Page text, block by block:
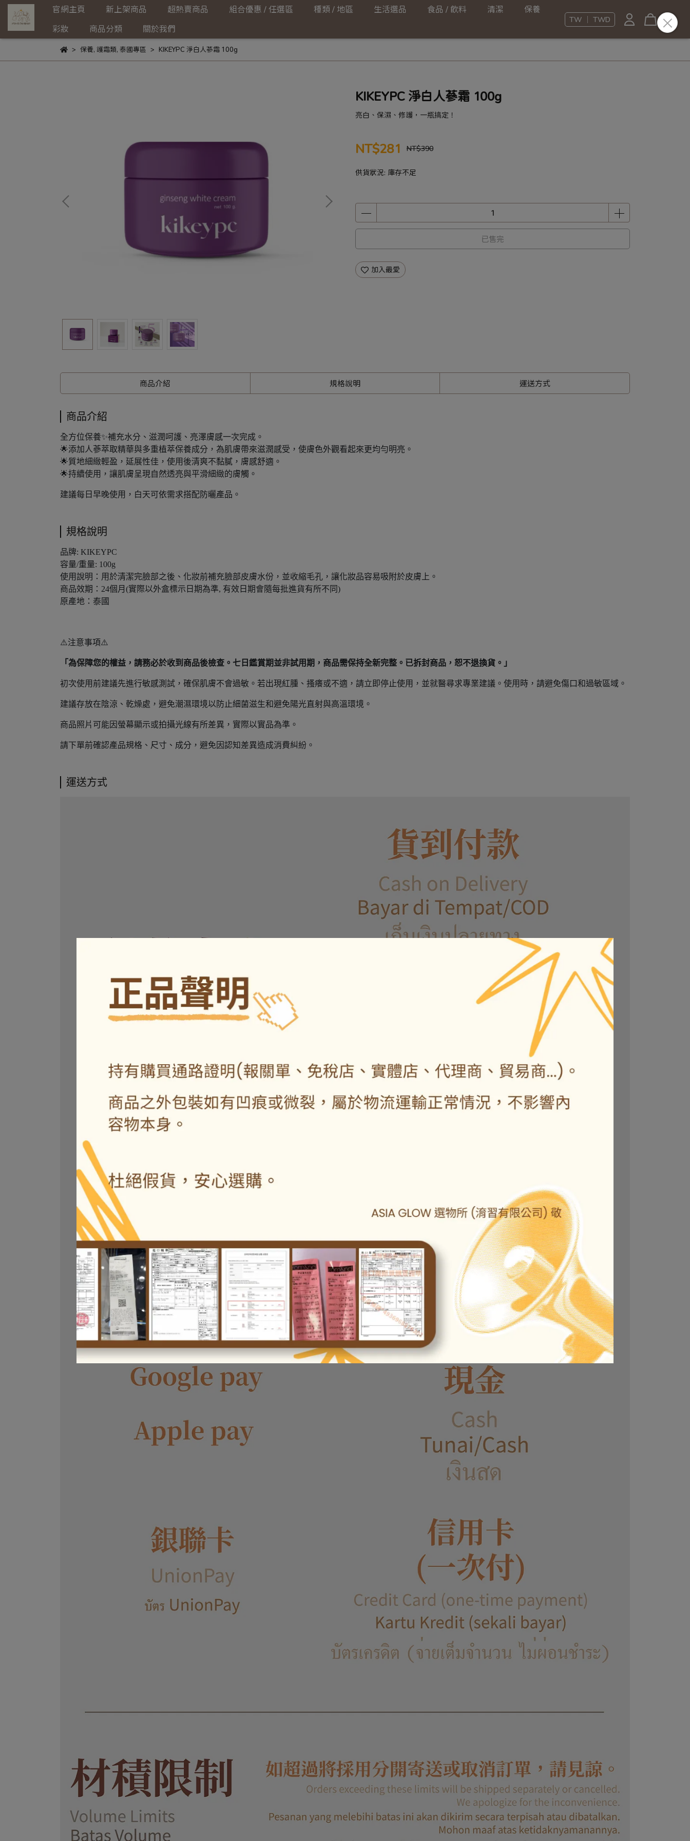
官網主頁 新上架商品 超熱賣商品 組合優惠 / 任選區 種類 / 地區 生活選品 食品 / 飲料 清潔
保養
彩妝
商品分類 關於我們
TW ｜ TWD
保養, 護霜類, 泰國專區 KIKEYPC 淨白人蔘霜 100g
KIKEYPC 淨白人蔘霜 100g
亮白、保濕、修護，一瓶搞定！
NT$281 NT$390
供貨狀況: 庫存不足
已售完
加入最愛
商品介紹 規格說明 運送方式
商品介紹
全方位保養✨補充水分、滋潤呵護、亮澤膚感一次完成。
🌟添加人蔘萃取精華與多重植萃保養成分，為肌膚帶來滋潤感受，使膚色外觀看起來更均勻明亮。
🌟質地細緻輕盈，延展性佳，使用後清爽不黏膩，膚感舒適。
🌟持續使用，讓肌膚呈現自然透亮與平滑細緻的膚觸。
建議每日早晚使用，白天可依需求搭配防曬產品。
規格說明
品牌: KIKEYPC
容量/重量: 100g
使用說明：用於清潔完臉部之後、化妝前補充臉部皮膚水份，並收縮毛孔，讓化妝品容易吸附於皮膚上。
商品效期：24個月(實際以外盒標示日期為準, 有效日期會隨每批進貨有所不同)
原產地：泰國
⚠️注意事項⚠️
「為保障您的權益，請務必於收到商品後檢查。七日鑑賞期並非試用期，商品需保持全新完整。已拆封商品，恕不退換貨。」
初次使用前建議先進行敏感測試，確保肌膚不會過敏。若出現紅腫、搔癢或不適，請立即停止使用，並就醫尋求專業建議。使用時，請避免傷口和過敏區域。
建議存放在陰涼、乾燥處，避免潮濕環境以防止細菌滋生和避免陽光直射與高溫環境。
商品照片可能因螢幕顯示或拍攝光線有所差異，實際以實品為準。
請下單前確認產品規格、尺寸、成分，避免因認知差異造成消費糾紛。
運送方式